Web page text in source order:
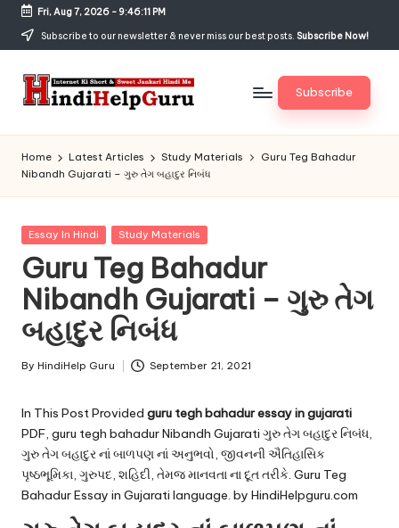
Skip
content
Fri, Aug 7, 2026- 9:46:12 PM
Subscribe to our newsletter & never miss our best posts. Subscribe Now!
H
in
di
H
el
p
G
u
r
u.
c
o
m
Jankari
Hindi
me
Subscribe
Home Latest Articles Study Materials
Guru Teg Bahadur
Nibandh Gujarati – ગુરુ તેગ બહાદુર નિબંધ
Posted
Essay In Hindi Study Materials
Guru Teg Bahadur
Nibandh Gujarati – ગુરુ તેગ
બહાદુર નિબંધ
Posted
By HindiHelp Guru September 21, 2021
In This Post Provided guru tegh bahadur essay in gujarati
PDF, guru tegh bahadur Nibandh Gujarati ગુરુ તેગ બહાદુર નિબંધ,
ગુરુ તેગ બહાદુર નાં બાળપણ નાં અનુભવો, જીવનની ઐતિહાસિક
પૃષ્ઠભૂમિકા, ગુરુપદ, શહિદી, તેમજ માનવતા ના દૂત તરીકે. Guru Teg
Bahadur Essay in Gujarati language. by HindiHelpguru.com